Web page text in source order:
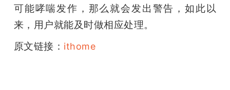
GAIR
专
可能哮喘发作，那么就会发出警告，如此以
来，用户就能及时做相应处理。
原文链接： ithome